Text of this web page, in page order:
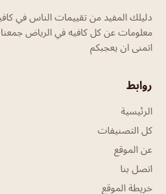
دليلك المفيد من تقييمات الناس في
معلومات عن كل كافيه في الرياض
اتمنى ان يعجبكم
روابط
الرئيسية
كل التصنيفات
عن الموقع
اتصل بنا
خريطة الموقع